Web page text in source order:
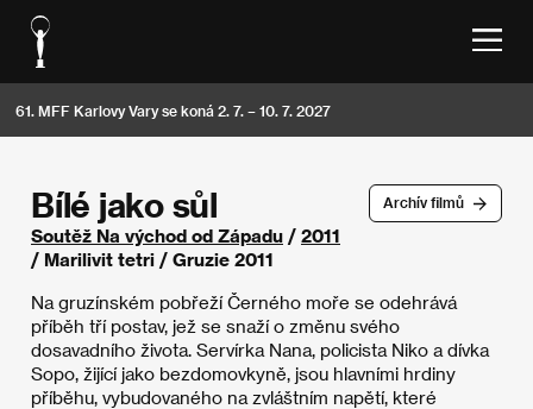
61. MFF Karlovy Vary se koná 2. 7. – 10. 7. 2027
Archív filmů
Bílé jako sůl
Soutěž Na východ od Západu / 2011
/ Marilivit tetri / Gruzie 2011
Na gruzínském pobřeží Černého moře se odehrává
příběh tří postav, jež se snaží o změnu svého
dosavadního života. Servírka Nana, policista Niko a dívka
Sopo, žijící jako bezdomovkyně, jsou hlavními hrdiny
příběhu, vybudovaného na zvláštním napětí, které